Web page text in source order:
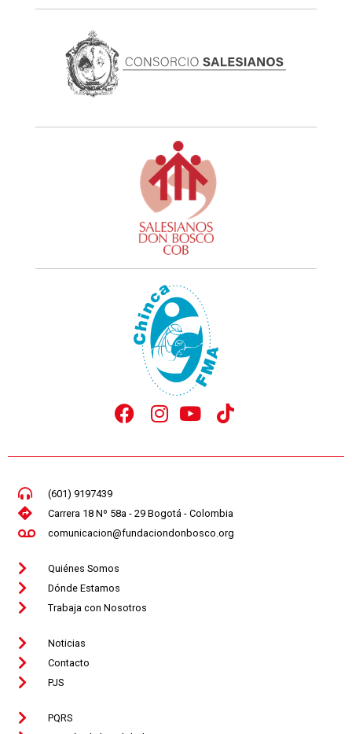
(601) 9197439
Carrera 18 Nº 58a - 29 Bogotá - Colombia
comunicacion@fundaciondonbosco.org
Quiénes Somos
Dónde Estamos
Trabaja con Nosotros
Noticias
Contacto
PJS
PQRS